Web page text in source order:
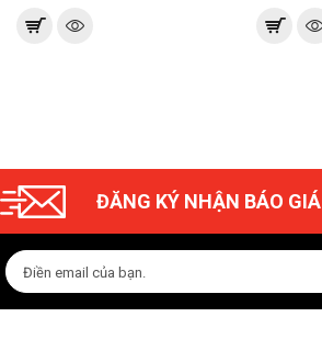
ĐĂNG KÝ NHẬN BÁO GIÁ